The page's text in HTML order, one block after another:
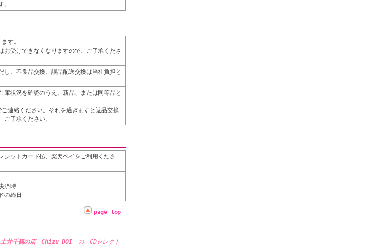
。
す。
お受けできなくなりますので、ご了承くださ
し、不良品交換、誤品配送交換は当社負担と
庫状況を確認のうえ、新品、または同等品と
連絡ください。それを過ぎますと返品交換
了承ください。
ジットカード払、楽天ペイをご利用くださ
済時
の締日
page top
井千鶴の店 Chizu DOI の CDセレクト